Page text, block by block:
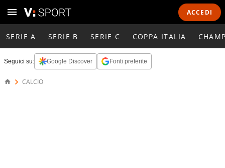
ACCEDI
SERIE A SERIE B SERIE C COPPA ITALIA
Seguici su: Google Discover Fonti preferite
CALCIO